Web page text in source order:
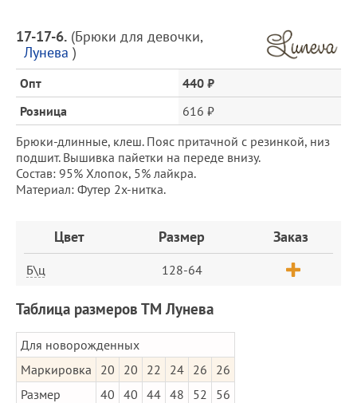
Описание
товара
и
цена
17-17-6. (Брюки для девочки,
Лунева )
Опт
440 ₽
Розница
616 ₽
Брюки-длинные, клеш. Пояс притачной с резинкой, низ
подшит. Вышивка пайетки на переде внизу.
Состав: 95% Хлопок, 5% лайкра.
Материал: Футер 2х-нитка.
ЗаказЦвет Размер Заказ
Б\ц 128-64
Таблица размеров ТМ Лунева
Для новорожденных
Маркировка
20 20 22 24 26
26
Размер
40 40 44 48 52
56